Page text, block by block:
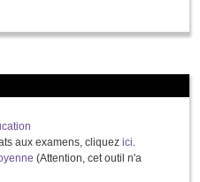
aux examens, cliquez ici.
(Attention, cet outil n'a